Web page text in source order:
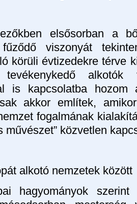
elsősorban a
fűződő viszonyát
körüli évtizedekre térve
tevékenykedő
is kapcsolatba hozom
akkor említek,
fogalmának
művészet” közvetlen
alkotó nemzetek között
hagyományok